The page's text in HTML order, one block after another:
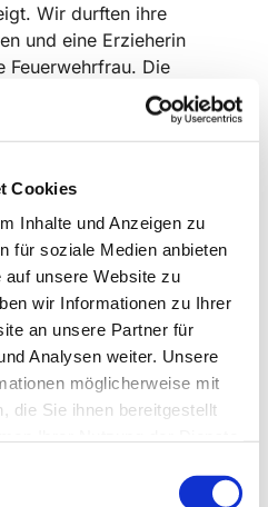
Cookies
Inhalte und Anzeigen zu
für soziale Medien anbieten
unsere Website zu
wir Informationen zu Ihrer
an unsere Partner für
Analysen weiter. Unsere
möglicherweise mit
die Sie ihnen bereitgestellt
Wir durften ihre
und eine Erzieherin
Feuerwehrfrau. Die
schwer. Das Highlight
Wir haben
die in dem
klettern und
Sie auch